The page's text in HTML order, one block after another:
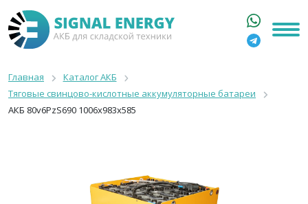
КАТАЛОГ
АРЕНДА АКБ
О КОМПАНИИ
+7 916 316 3333
Главная
Каталог АКБ
Тяговые свинцово-кислотные аккумуляторные батареи
АКБ 80v6PzS690 1006x983x585